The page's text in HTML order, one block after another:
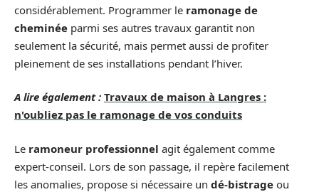
considérablement. Programmer le ramonage de
cheminée parmi ses autres travaux garantit non
seulement la sécurité, mais permet aussi de profiter
pleinement de ses installations pendant l’hiver.
A lire également : Travaux de maison à Langres :
n'oubliez pas le ramonage de vos conduits
Le ramoneur professionnel agit également comme
expert-conseil. Lors de son passage, il repère facilement
les anomalies, propose si nécessaire un dé-bistrage ou